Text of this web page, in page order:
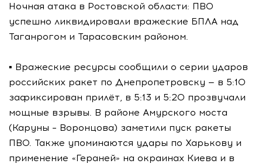
Ночная атака в Ростовской области: ПВО
успешно ликвидировали вражеские БПЛА над
Таганрогом и Тарасовским районом.
▪️ Вражеские ресурсы сообщили о серии ударов
российских ракет по Днепропетровску — в 5:10
зафиксирован прилёт, в 5:13 и 5:20 прозвучали
мощные взрывы. В районе Амурского моста
(Каруны – Воронцова) заметили пуск ракеты
ПВО. Также упоминаются удары по Харькову и
применение «Гераней» на окраинах Киева и в